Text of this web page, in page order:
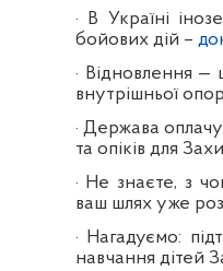
· В Україні
бойових дій –
· Відновлення —
внутрішньої
· Держава
та опіків для
· Не знаєте, з
ваш шлях уже
· Нагадуємо:
навчання дітей